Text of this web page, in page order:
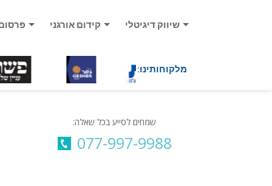
שיווק דיגיטלי קידום אורגני
מלקוחותינו:
שמחים לסייע בכל שאלה:
077-997-9988